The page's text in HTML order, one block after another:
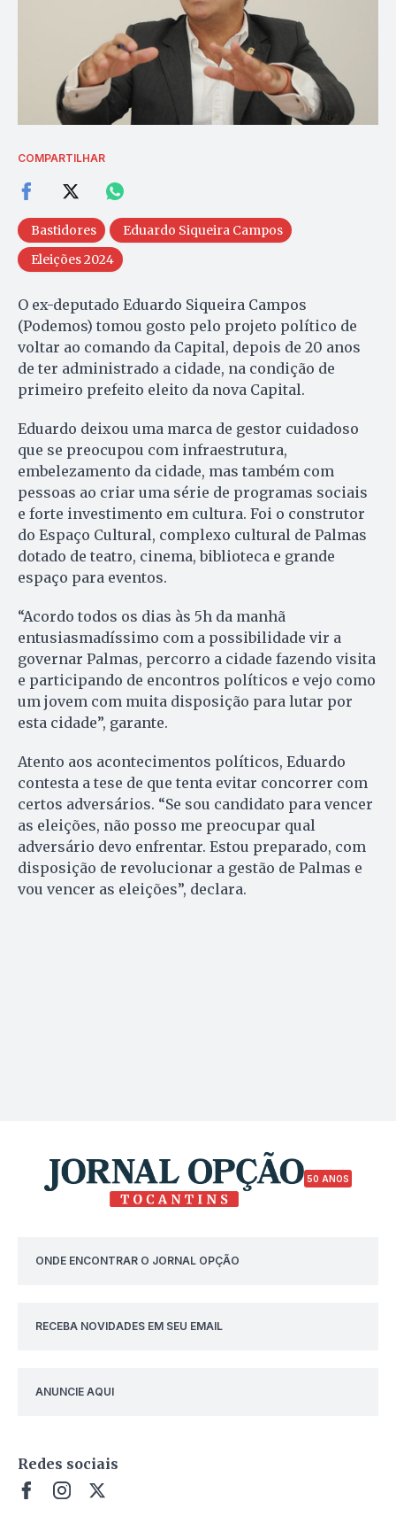
COMPARTILHAR
Bastidores
Eduardo Siqueira Campos
Eleições 2024
O ex-deputado Eduardo Siqueira Campos
(Podemos) tomou gosto pelo projeto político de
voltar ao comando da Capital, depois de 20 anos
de ter administrado a cidade, na condição de
primeiro prefeito eleito da nova Capital.
Eduardo deixou uma marca de gestor cuidadoso
que se preocupou com infraestrutura,
embelezamento da cidade, mas também com
pessoas ao criar uma série de programas sociais
e forte investimento em cultura. Foi o construtor
do Espaço Cultural, complexo cultural de Palmas
dotado de teatro, cinema, biblioteca e grande
espaço para eventos.
“Acordo todos os dias às 5h da manhã
entusiasmadíssimo com a possibilidade vir a
governar Palmas, percorro a cidade fazendo visita
e participando de encontros políticos e vejo como
um jovem com muita disposição para lutar por
esta cidade”, garante.
Atento aos acontecimentos políticos, Eduardo
contesta a tese de que tenta evitar concorrer com
certos adversários. “Se sou candidato para vencer
as eleições, não posso me preocupar qual
adversário devo enfrentar. Estou preparado, com
disposição de revolucionar a gestão de Palmas e
vou vencer as eleições”, declara.
50 ANOS
ONDE ENCONTRAR O JORNAL OPÇÃO
RECEBA NOVIDADES EM SEU EMAIL
ANUNCIE AQUI
Redes sociais